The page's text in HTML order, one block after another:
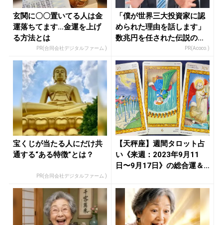
玄関に〇〇置いてる人は金
運落ちてます…金運を上げ
る方法とは
PR(合同会社デジタルファーム )
「僕が世界三大投資家に認
められた理由を話します」
数兆円を任された伝説の投
PR(Acoco.)
宝くじが当たる人にだけ共
通する“ある特徴”とは？
PR(合同会社デジタルファーム )
【天秤座】週間タロット占
い《来週：2023年9月11
日〜9月17日》の総合運＆